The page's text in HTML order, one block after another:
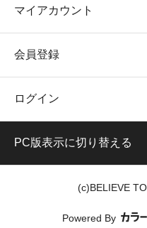
マイアカウント
会員登録
ログイン
PC版表示に切り替える
(c)BELIEVE
Powered By